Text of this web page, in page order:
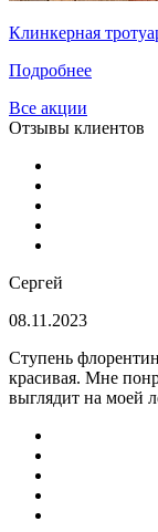
Клинкерная
Подробнее
Все акции
Отзывы клиентов
Сергей
08.11.2023
Ступень
красивая. Мне
выглядит на моей